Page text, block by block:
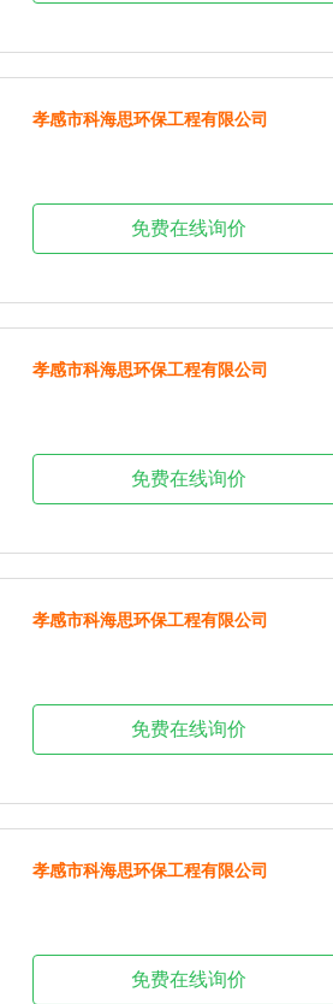
孝感市科海思环保工程有限公司
免费在线询价
孝感市科海思环保工程有限公司
免费在线询价
孝感市科海思环保工程有限公司
免费在线询价
孝感市科海思环保工程有限公司
免费在线询价